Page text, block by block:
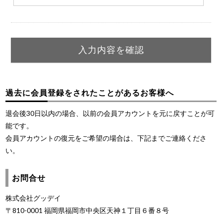
過去に会員登録をされたことがあるお客様へ
退会後30日以内の場合、以前の会員アカウントを元に戻すことが可
能です。
会員アカウントの復元をご希望の場合は、下記までご連絡くださ
い。
お問合せ
株式会社グッデイ
〒810-0001 福岡県福岡市中央区天神１丁目６番８号